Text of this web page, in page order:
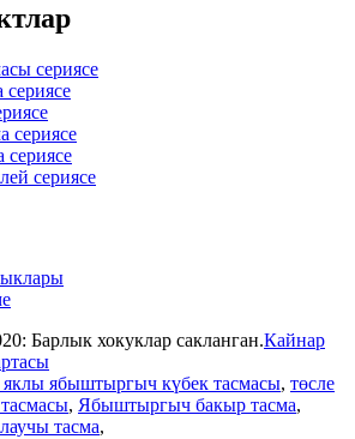
сериясе
сериясе
сериясе
сериясе
Барлык хокуклар сакланган.Кайнар
ябыштыргыч күбек тасмасы, төсле
, Ябыштыргыч бакыр тасма,
тасма,